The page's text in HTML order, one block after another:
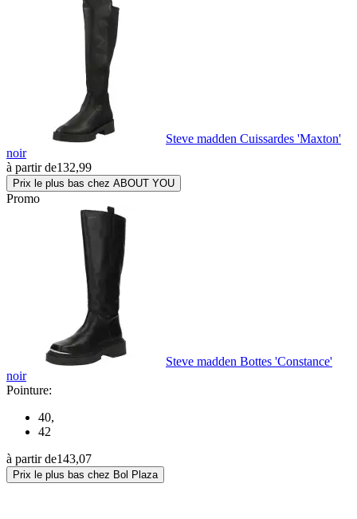
Steve madden Cuissardes 'Maxton'
noir
à partir de132,99
Prix le plus bas chez ABOUT YOU
Promo
Steve madden Bottes 'Constance'
noir
Pointure:
40,
42
à partir de143,07
Prix le plus bas chez Bol Plaza